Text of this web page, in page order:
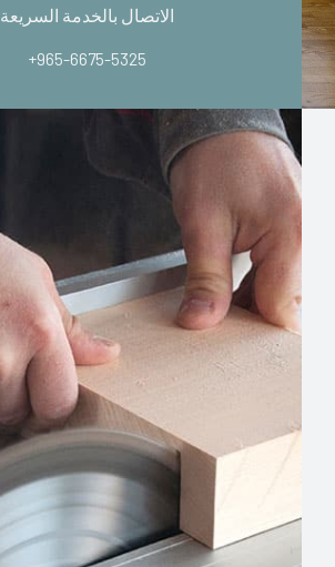
الاتصال بالخدمة السريعة
+965-6675-5325